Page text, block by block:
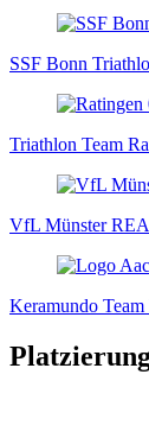
SSF Bonn
Triathlon Team
VfL Münster
Keramundo